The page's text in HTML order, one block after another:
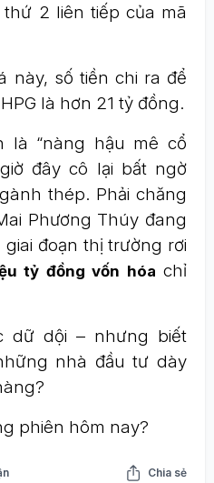
2 liên tiếp của mã
này, số tiền chi ra để
là hơn 21 tỷ đồng.
là “nàng hậu mê cổ
đây cô lại bất ngờ
thép. Phải chăng
Phương Thúy đang
đoạn thị trường rơi
tỷ đồng vốn hóa chỉ
dữ dội – nhưng biết
nhà đầu tư dày
phiên hôm nay?
Chia sẻ